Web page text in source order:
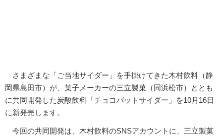
さまざまな「ご当地サイダー」を手掛けてきた木村飲料（静
岡県島田市）が、菓子メーカーの三立製菓（同浜松市）ととも
に共同開発した炭酸飲料「チョコバットサイダー」を10月16日
に新発売します。
今回の共同開発は、木村飲料のSNSアカウントに、三立製菓